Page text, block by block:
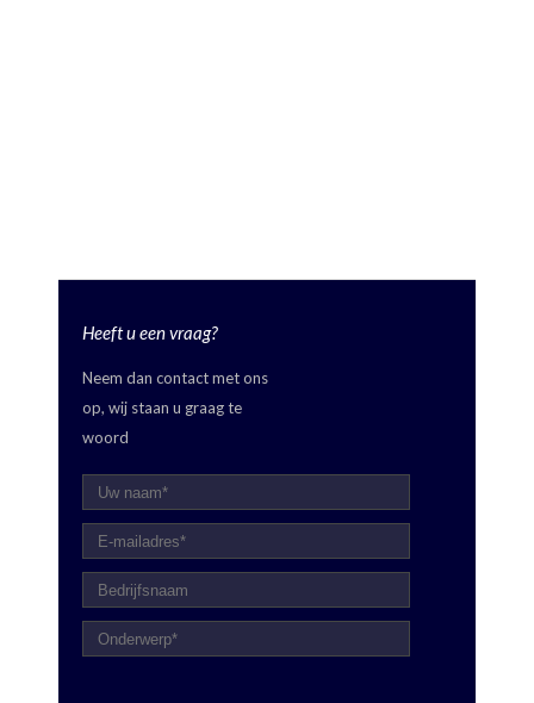
Heeft u een vraag?
Neem dan contact met ons
op, wij staan u graag te
woord